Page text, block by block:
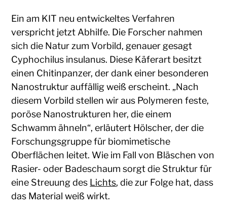
Ein am KIT neu entwickeltes Verfahren
verspricht jetzt Abhilfe. Die Forscher nahmen
sich die Natur zum Vorbild, genauer gesagt
Cyphochilus insulanus. Diese Käferart besitzt
einen Chitinpanzer, der dank einer besonderen
Nanostruktur auffällig weiß erscheint. „Nach
diesem Vorbild stellen wir aus Polymeren feste,
poröse Nanostrukturen her, die einem
Schwamm ähneln“, erläutert Hölscher, der die
Forschungsgruppe für biomimetische
Oberflächen leitet. Wie im Fall von Bläschen von
Rasier- oder Badeschaum sorgt die Struktur für
eine Streuung des Lichts, die zur Folge hat, dass
das Material weiß wirkt.